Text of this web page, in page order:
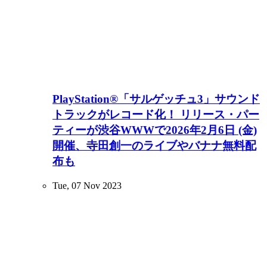
PlayStation®「サルゲッチュ3」サウンド
トラックがレコード化！ リリース・パー
ティーが渋谷WWWで2026年2月6日 (金)
開催、寺田創一のライブやバナナ無料配
布も
Tue, 07 Nov 2023